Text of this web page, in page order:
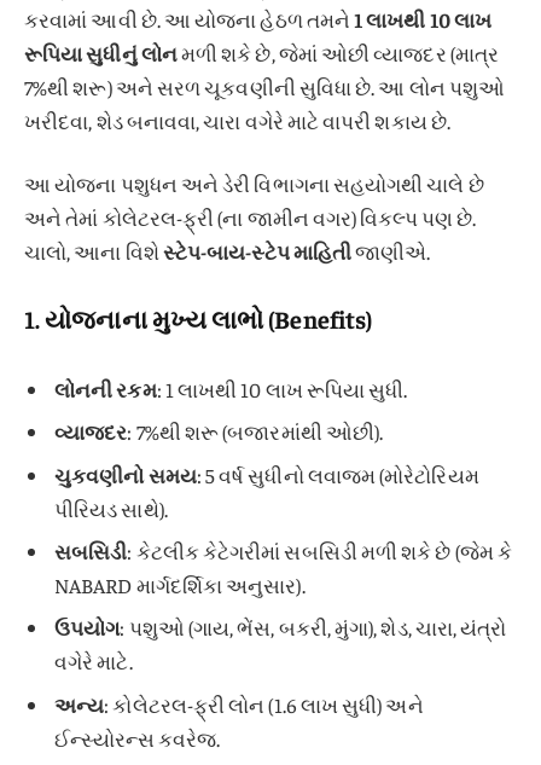
કરવામાં આવી છે. આ યોજના હેઠળ તમને1 લાખથી 10 લાખ
રૂપિયા સુધીનું લોનમળી શકે છે, જેમાં ઓછી વ્યાજદર (માત્ર
7%થી શરૂ) અને સરળ ચૂકવણીની સુવિધા છે. આ લોન પશુઓ
ખરીદવા, શેડ બનાવવા, ચારા વગેરે માટે વાપરી શકાય છે.
આ યોજના પશુધન અને ડેરી વિભાગના સહયોગથી ચાલે છે
અને તેમાં કોલેટરલ-ફ્રી (ના જામીન વગર) વિકલ્પ પણ છે.
ચાલો, આના વિશેસ્ટેપ-બાય-સ્ટેપ માહિતીજાણીએ.
1.યોજનાના મુખ્ય લાભો (Benefits)
લોનની રકમ: 1 લાખથી 10 લાખ રૂપિયા સુધી.
વ્યાજદર: 7%થી શરૂ (બજારમાંથી ઓછી).
ચુકવણીનો સમય: 5 વર્ષ સુધીનો લવાજમ (મોરેટોરિયમ
પીરિયડ સાથે).
સબસિડી: કેટલીક કેટેગરીમાં સબસિડી મળી શકે છે (જેમ કે
NABARD માર્ગદર્શિકા અનુસાર).
ઉપયોગ: પશુઓ (ગાય, ભેંસ, બકરી, મુંગા), શેડ, ચારા, યંત્રો
વગેરે માટે.
અન્ય: કોલેટરલ-ફ્રી લોન (1.6 લાખ સુધી) અને
ઈન્સ્યોરન્સ કવરેજ.